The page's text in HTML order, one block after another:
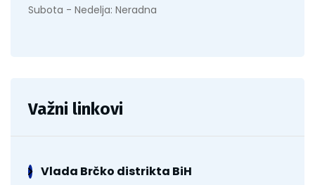
Subota - Nedelja: Neradna
Važni linkovi
Vlada Brčko distrikta BiH